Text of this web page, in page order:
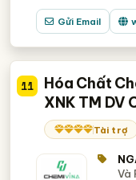
Gửi Email
11
Hóa Chất
XNK TM DV
Tài trợ
Và